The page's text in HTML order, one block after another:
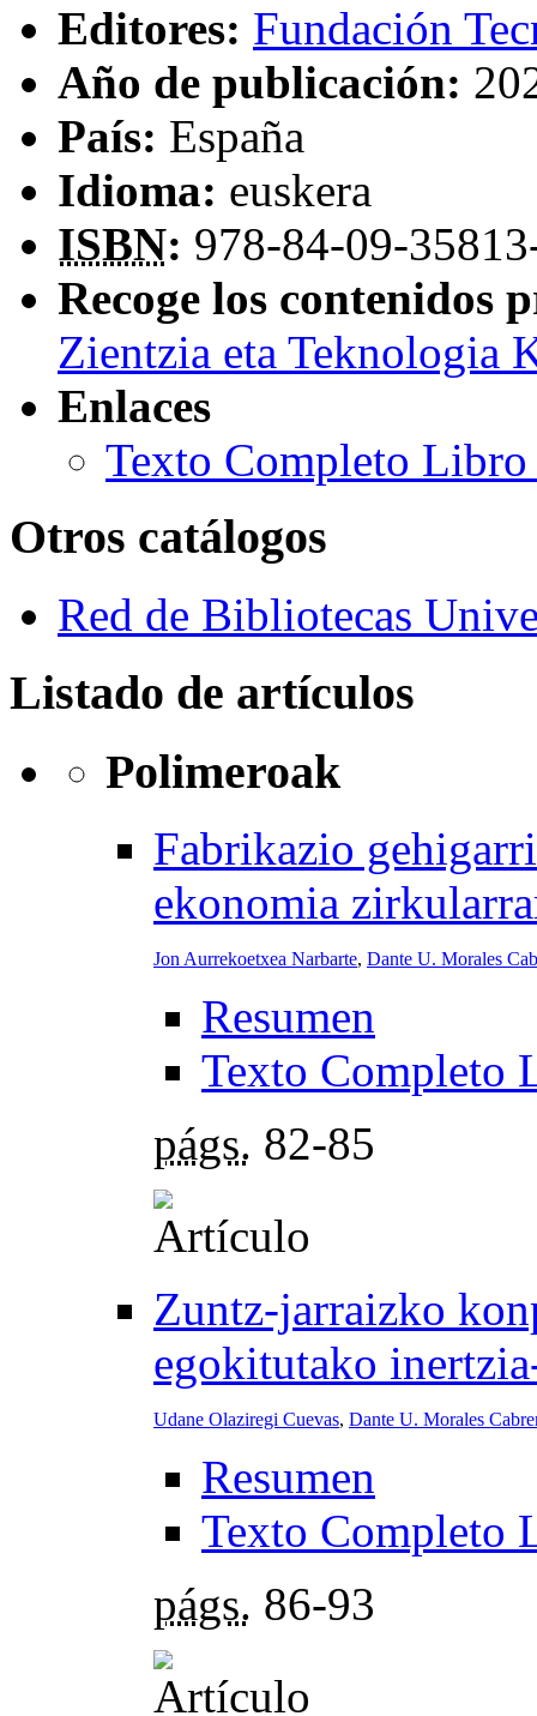
Editores: Fundación
Año de publicación:
País: España
Idioma: euskera
ISBN: 978-84-09-
Recoge los contenidos
Zientzia eta Teknologia
Enlaces
Texto Completo
Otros catálogos
Red de Bibliotecas
Listado de artículos
Polimeroak
Fabrikazio
ekonomia
Jon Aurrekoetxea Narbarte, Dante U. Morales
Resumen
Texto Completo
págs. 82-85
Zuntz-jarraizko
egokitutako
Udane Olaziregi Cuevas, Dante U. Morales
Resumen
Texto Completo
págs. 86-93